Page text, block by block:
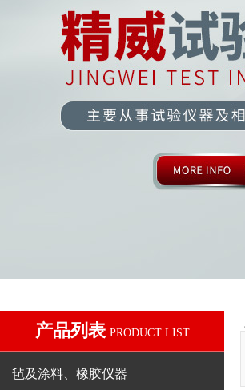
产品列表 PRODUCT LIST
毡及涂料、橡胶仪器